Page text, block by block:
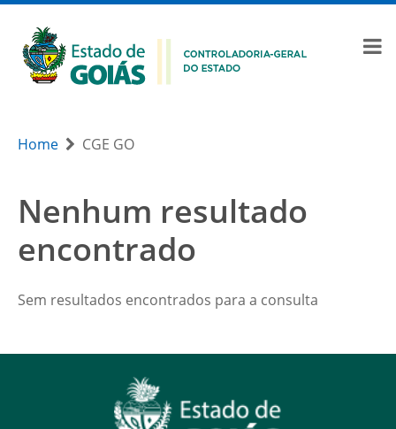
Home CGE GO
Nenhum resultado
encontrado
Sem resultados encontrados para a consulta